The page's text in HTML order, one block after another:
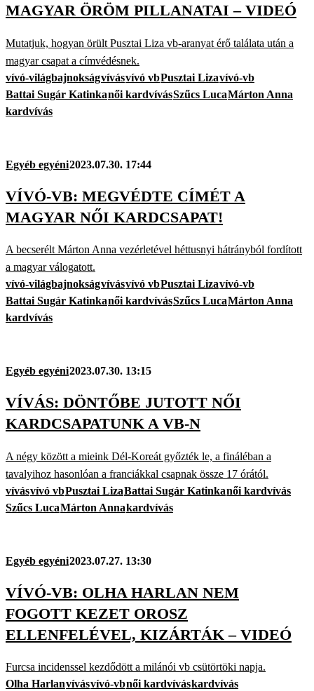
MAGYAR ÖRÖM PILLANATAI – VIDEÓ
Mutatjuk, hogyan örült Pusztai Liza vb-aranyat érő találata után a
magyar csapat a címvédésnek.
vívó-világbajnokságvívásvívó vbPusztai Lizavívó-vb
Battai Sugár Katinkanői kardvívásSzűcs LucaMárton Anna
kardvívás
Egyéb egyéni2023.07.30. 17:44
VÍVÓ-VB: MEGVÉDTE CÍMÉT A
MAGYAR NŐI KARDCSAPAT!
A becserélt Márton Anna vezérletével héttusnyi hátrányból fordított
a magyar válogatott.
vívó-világbajnokságvívásvívó vbPusztai Lizavívó-vb
Battai Sugár Katinkanői kardvívásSzűcs LucaMárton Anna
kardvívás
Egyéb egyéni2023.07.30. 13:15
VÍVÁS: DÖNTŐBE JUTOTT NŐI
KARDCSAPATUNK A VB-N
A négy között a mieink Dél-Koreát győzték le, a fináléban a
tavalyihoz hasonlóan a franciákkal csapnak össze 17 órától.
vívásvívó vbPusztai LizaBattai Sugár Katinkanői kardvívás
Szűcs LucaMárton Annakardvívás
Egyéb egyéni2023.07.27. 13:30
VÍVÓ-VB: OLHA HARLAN NEM
FOGOTT KEZET OROSZ
ELLENFELÉVEL, KIZÁRTÁK – VIDEÓ
Furcsa incidenssel kezdődött a milánói vb csütörtöki napja.
Olha Harlanvívásvívó-vbnői kardvíváskardvívás